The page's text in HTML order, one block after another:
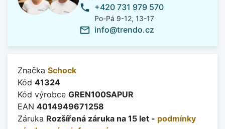
phone +420 731 979 570
Po-Pá 9-12, 13-17
mail_outline info@trendo.cz
Značka Schock
Kód 41324
Kód výrobce GREN100SAPUR
EAN 4014949671258
Záruka Rozšířená záruka na 15 let - podmínky